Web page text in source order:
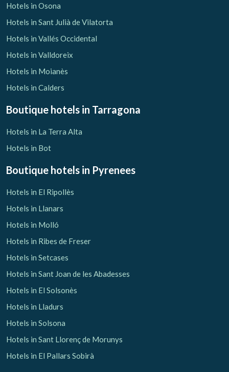
Hotels in Osona
Hotels in Sant Julià de Vilatorta
Hotels in Vallés Occidental
Hotels in Valldoreix
Hotels in Moianès
Hotels in Calders
Boutique hotels in Tarragona
Hotels in La Terra Alta
Hotels in Bot
Boutique hotels in Pyrenees
Hotels in El Ripollès
Hotels in Llanars
Hotels in Molló
Hotels in Ribes de Freser
Hotels in Setcases
Hotels in Sant Joan de les Abadesses
Hotels in El Solsonès
Hotels in Lladurs
Hotels in Solsona
Hotels in Sant Llorenç de Morunys
Hotels in El Pallars Sobirà